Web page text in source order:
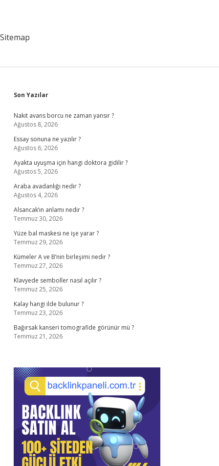
Sitemap
Sidebar
Son Yazılar
Nakit avans borcu ne zaman yansır ?
Ağustos 8, 2026
Essay sonuna ne yazılır ?
Ağustos 6, 2026
Ayakta uyuşma için hangi doktora gidilir ?
Ağustos 5, 2026
Araba avadanlığı nedir ?
Ağustos 4, 2026
Alsancak’ın anlamı nedir ?
Temmuz 30, 2026
Yüze bal maskesi ne işe yarar ?
Temmuz 29, 2026
Kümeler A ve B’nin birleşimi nedir ?
Temmuz 27, 2026
Klavyede semboller nasıl açılır ?
Temmuz 25, 2026
Kalay hangi ilde bulunur ?
Temmuz 23, 2026
Bağırsak kanseri tomografide görünür mü ?
Temmuz 21, 2026